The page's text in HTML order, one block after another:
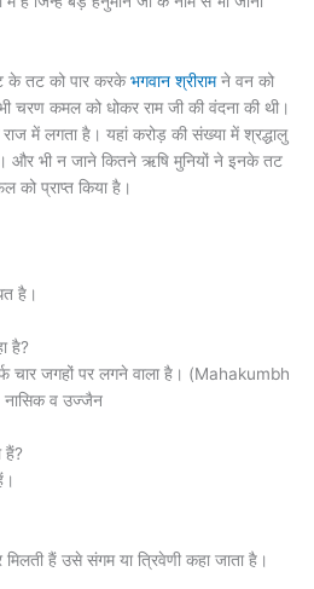
के तट को पार करकेभगवान श्रीरामने वन को
चरण कमल को धोकर राम जी की वंदना की थी।
में लगता है। यहां करोड़ की संख्या में श्रद्धालु
और भी न जाने कितने ऋषि मुनियों ने इनके तट
को प्राप्त किया है।
है।
है?
चार जगहों पर लगने वाला है। (Mahakumbh
नासिक व उज्जैन
हैं?
हैं उसे संगम या त्रिवेणी कहा जाता है।